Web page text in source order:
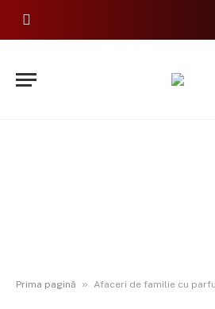
Prima pagină » Afaceri de familie cu parfum exotic: Cum a preluat fiica